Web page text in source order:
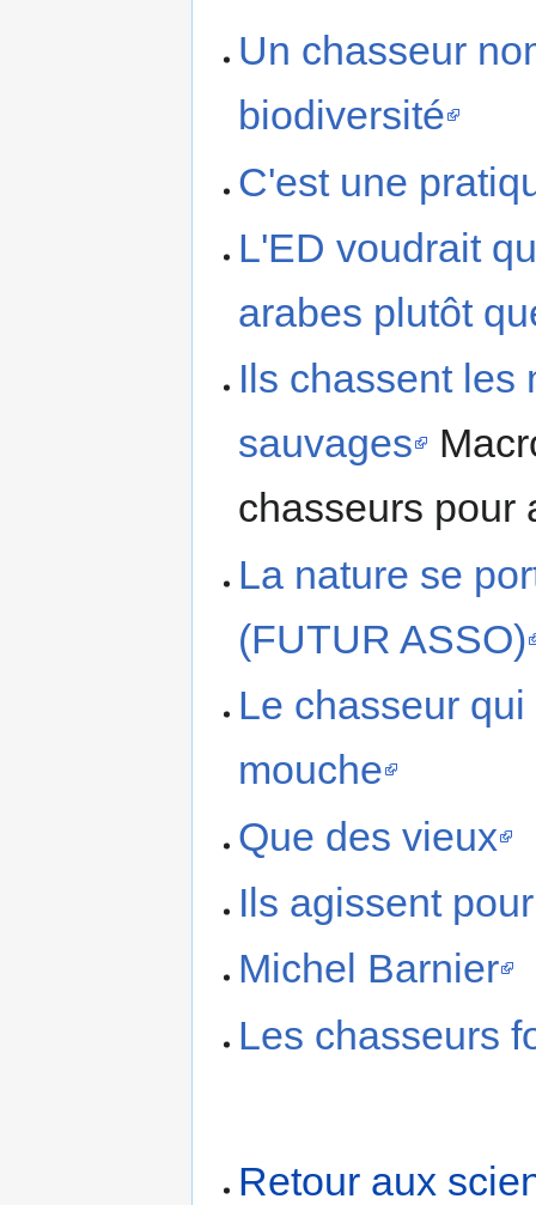
Un chasseur
biodiversité
C'est une
L'ED voudrait
arabes plutôt
Ils chassent les
sauvages
chasseurs pour
La nature se
(FUTUR ASSO)
Le chasseur
mouche
Que des vieux
Ils agissent
Michel Barnier
Les chasseurs
Retour aux